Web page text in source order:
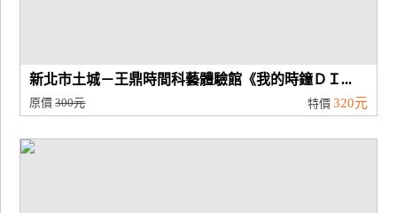
新北市土城－王鼎時間科藝體驗館《我的時鐘ＤＩ...
原價300元 特價 320元